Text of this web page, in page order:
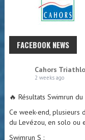
Cahors Triathlon
🔥 Résultats Swimrun du
du Levézou, en solo ou
- En solo : Michael
- En solo : Kneur
- En duo : l’équipe « les
10ème en 1h40’07